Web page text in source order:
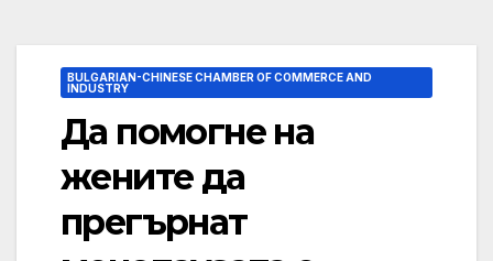
BULGARIAN-CHINESE CHAMBER OF COMMERCE AND
INDUSTRY
Да помогне на
жените да
прегърнат